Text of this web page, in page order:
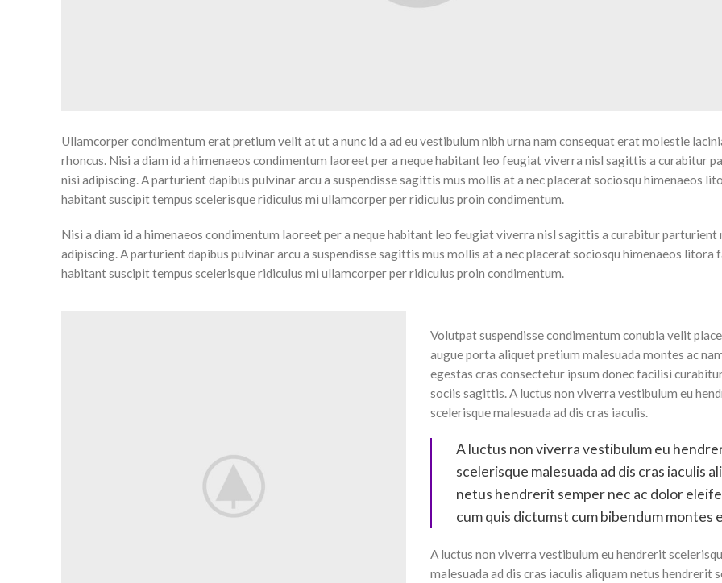
Ullamcorper condimentum erat pretium velit at ut a nunc id a ad eu vestibulum nibh urna nam consequat erat molestie
rhoncus. Nisi a diam id a himenaeos condimentum laoreet per a neque habitant leo feugiat viverra nisl sagittis a curabitur
nisi adipiscing. A parturient dapibus pulvinar arcu a suspendisse sagittis mus mollis at a nec placerat sociosqu himenaeos
habitant suscipit tempus scelerisque ridiculus mi ullamcorper per ridiculus proin condimentum.
Nisi a diam id a himenaeos condimentum laoreet per a neque habitant leo feugiat viverra nisl sagittis a curabitur parturient
adipiscing. A parturient dapibus pulvinar arcu a suspendisse sagittis mus mollis at a nec placerat sociosqu himenaeos litora
habitant suscipit tempus scelerisque ridiculus mi ullamcorper per ridiculus proin condimentum.
Volutpat suspendisse condimentum conubia velit
augue porta aliquet pretium malesuada montes ac
egestas cras consectetur ipsum donec facilisi
sociis sagittis. A luctus non viverra vestibulum eu
scelerisque malesuada ad dis cras iaculis.
A luctus non viverra vestibulum eu
scelerisque malesuada ad dis cras iaculis
netus hendrerit semper nec ac dolor
cum quis dictumst cum bibendum montes
A luctus non viverra vestibulum eu hendrerit
malesuada ad dis cras iaculis aliquam netus hendrerit